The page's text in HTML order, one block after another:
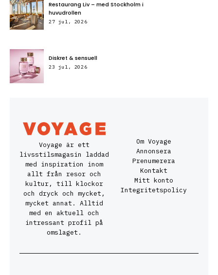
Restaurang Liv – med Stockholm i
huvudrollen
27 jul, 2026
Diskret & sensuell
23 jul, 2026
Voyage är ett
livsstilsmagasin laddad
med inspiration inom
allt från resor och
kultur, till klockor
och dryck och mycket,
mycket annat. Alltid
med en aktuell och
intressant profil på
omslaget.
Om Voyage
Annonsera
Prenumerera
Kontakt
Mitt konto
Integritetspolicy